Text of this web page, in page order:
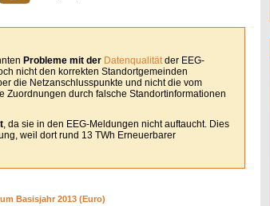
Probleme mit der Datenqualitätder EEG-
nicht den korrekten Standortgemeinden
die Netzanschlusspunkte und nicht die vom
Zuordnungen durch falsche Standortinformationen
, da sie in den EEG-Meldungen nicht auftaucht. Dies
weil dort rund 13 TWh Erneuerbarer
Basisjahr 2013 (Euro)